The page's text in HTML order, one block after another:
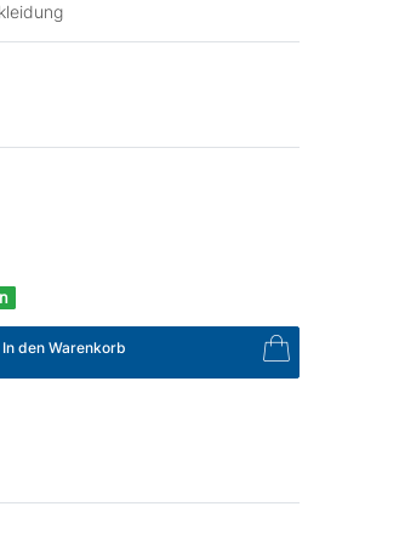
In den Warenkorb